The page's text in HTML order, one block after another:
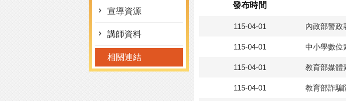
宣導資源
講師資料
相關連結
發布時間
115-04-01 內政部警政
115-04-01 中小學數位
115-04-01 教育部媒體
115-04-01 教育部詐騙